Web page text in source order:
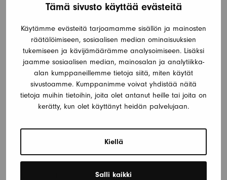
Tämä sivusto käyttää evästeitä
Käytämme evästeitä tarjoamamme sisällön ja mainosten
räätälöimiseen, sosiaalisen median ominaisuuksien
tukemiseen ja kävijämäärämme analysoimiseen. Lisäksi
jaamme sosiaalisen median, mainosalan ja analytiikka-
alan kumppaneillemme tietoja siitä, miten käytät
sivustoamme. Kumppanimme voivat yhdistää näitä
tietoja muihin tietoihin, joita olet antanut heille tai joita on
kerätty, kun olet käyttänyt heidän palvelujaan.
Kiellä
Salli kaikki
Ota yhteyttä Jokicaravaniin oheisella lomakkeella
vuokrataksesi matkailuauton tai asuntovaunun. Katso
varaustilanne yllä olevasta kalenterista.
NIMI*